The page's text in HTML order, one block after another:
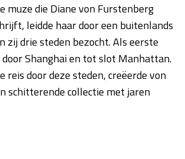
muze die Diane von Furstenberg
leidde haar door een buitenlands
zij drie steden bezocht. Als eerste
Shanghai en tot slot Manhattan.
reis door deze steden, creëerde von
schitterende collectie met jaren